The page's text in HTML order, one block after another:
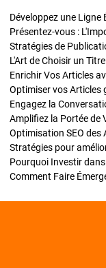
Développez une Ligne
Présentez-vous :
L'Art de Choisir un
Optimiser vos Articles
Engagez la
Amplifiez la Portée de